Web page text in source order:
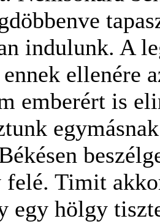
indulunk. A
ennek ellenére
emberért is
Timit
egy hölgy